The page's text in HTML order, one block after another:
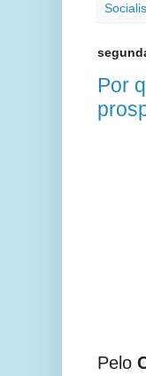
Por
Pelo